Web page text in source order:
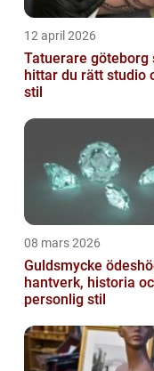
12 april 2026
Tatuerare göteborg så
hittar du rätt studio
stil
08 mars 2026
Guldsmycke
hantverk, historia
personlig stil